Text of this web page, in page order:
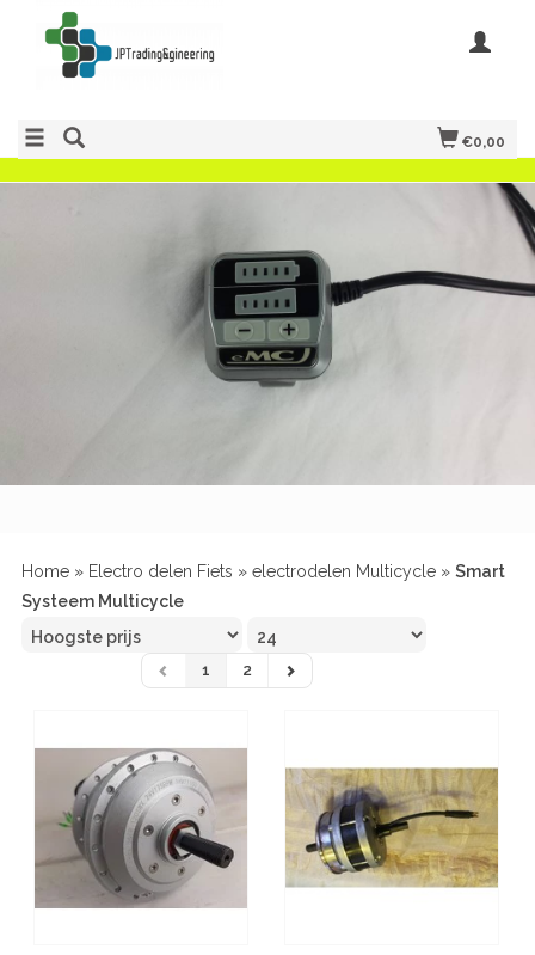
€0,00
Home » Electro delen Fiets » electrodelen Multicycle » Smart
Systeem Multicycle
1 2